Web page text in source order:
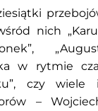
nich
w rytmie cza-
czy wiele
–